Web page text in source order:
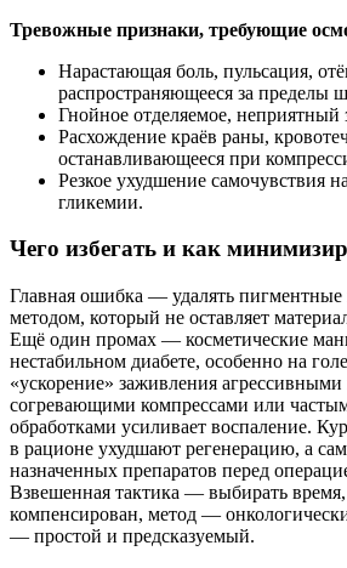
Тревожные признаки, требующие
Нарастающая боль, пульсация,
распространяющееся за пределы
Гнойное отделяемое, неприятный
Расхождение краёв раны,
останавливающееся при
Резкое ухудшение самочувствия
гликемии.
Чего избегать и как
Главная ошибка — удалять пигментные
методом, который не оставляет
Ещё один промах — косметические
нестабильном диабете, особенно на
«ускорение» заживления агрессивными
согревающими компрессами или
обработками усиливает воспаление.
в рационе ухудшают регенерацию, а
назначенных препаратов перед
Взвешенная тактика — выбирать время,
компенсирован, метод —
— простой и предсказуемый.